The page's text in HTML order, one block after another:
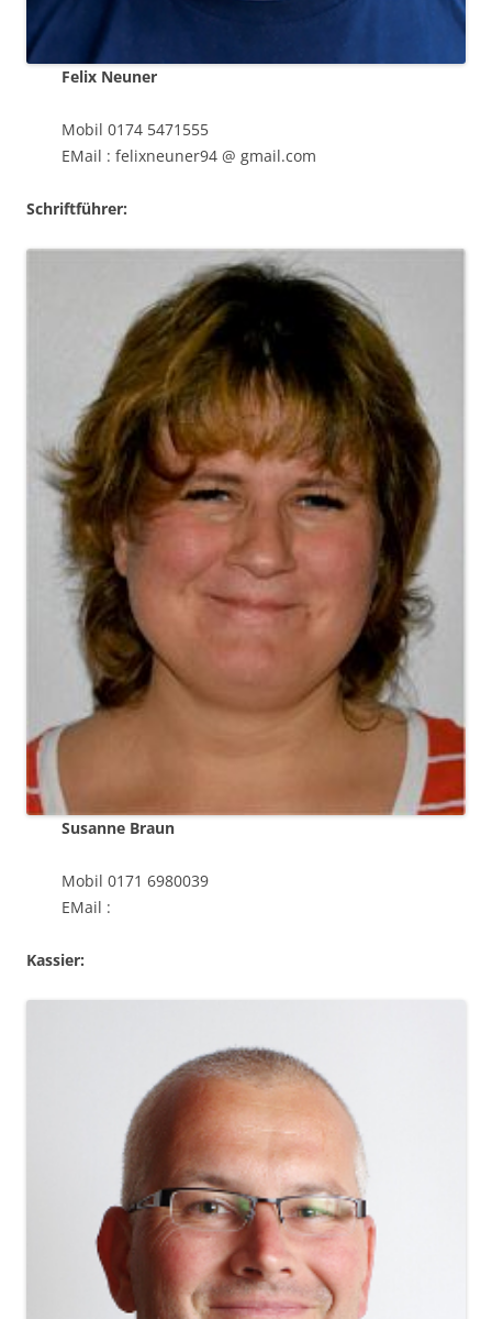
Felix Neuner
Mobil 0174 5471555
EMail : felixneuner94 @ gmail.com
Schriftführer:
Susanne Braun
Mobil 0171 6980039
EMail :
Kassier: